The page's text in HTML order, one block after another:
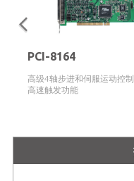
PCI-8164
高级4轴步进和伺服运动控
高速触发功能